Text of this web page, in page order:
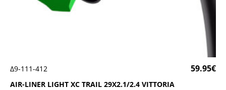
ΑΙR-LΙΝΕR LΙGΗΤ ΧC ΤRΑΙL 29Χ2.1/2.4 VΙΤΤΟRΙΑ
Δ9-111-412 59.95€